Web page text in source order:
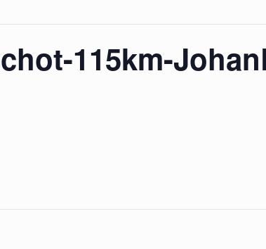
115km-